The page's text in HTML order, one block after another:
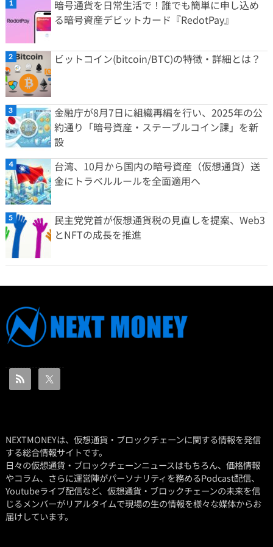
暗号通貨を日常生活で！誰でも簡単に申し込め
る暗号資産デビットカード『RedotPay』
ビットコイン(bitcoin/BTC)の特徴・詳細とは？
金融庁が8月7日に組織再編を行い、2025年の公
約通り「暗号資産・ステーブルコイン課」を新
設
台湾、10月から国内の暗号資産（仮想通貨）送
金にトラベルルールを全面適用へ
民主党党首が仮想通貨税の見直しを提案、Web3
とNFTの成長を推進
NEXTMONEYは、仮想通貨・ブロックチェーンに関する情報を発信
する総合情報サイトです。
日々の仮想通貨・ブロックチェーンニュースはもちろん、価格情報
やコラム、さらに運営陣がパーソナリティを務めるPodcast配信、
Youtubeライブ配信など、仮想通貨・ブロックチェーンの未来を信
じるメンバーがリアルタイムで現場の生の情報を様々な媒体からお
届けしています。